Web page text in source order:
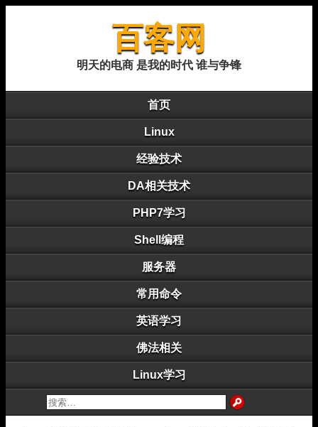
百客网
明天的电商 是我的时代 谁与争锋
首页
Linux
经验技术
DA相关技术
PHP7学习
Shell编程
服务器
常用命令
英语学习
佛法相关
Linux学习